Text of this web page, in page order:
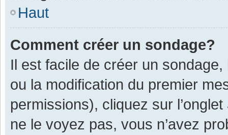
Haut
Comment créer un sondage?
Il est facile de créer un
ou la modification du premier
permissions), cliquez sur l’onglet
ne le voyez pas, vous n’avez